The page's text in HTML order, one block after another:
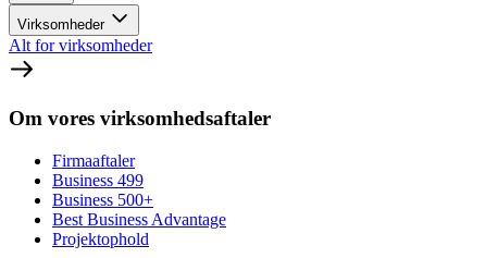
Virksomheder
Alt for virksomheder
Om vores virksomhedsaftaler
Firmaaftaler
Business 499
Business 500+
Best Business Advantage
Projektophold